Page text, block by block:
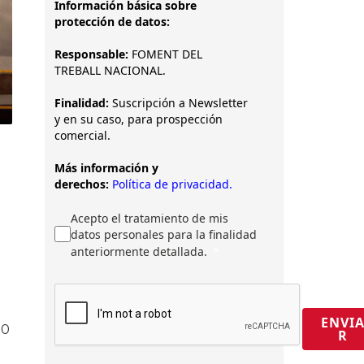
Información básica sobre
protección de datos:
Responsable: FOMENT DEL
TREBALL NACIONAL.
Finalidad: Suscripción a Newsletter
y en su caso, para prospección
comercial.
Más información y
derechos: Política de privacidad.
Acepto el tratamiento de mis
datos personales para la finalidad
anteriormente detallada.
ENVIA
R